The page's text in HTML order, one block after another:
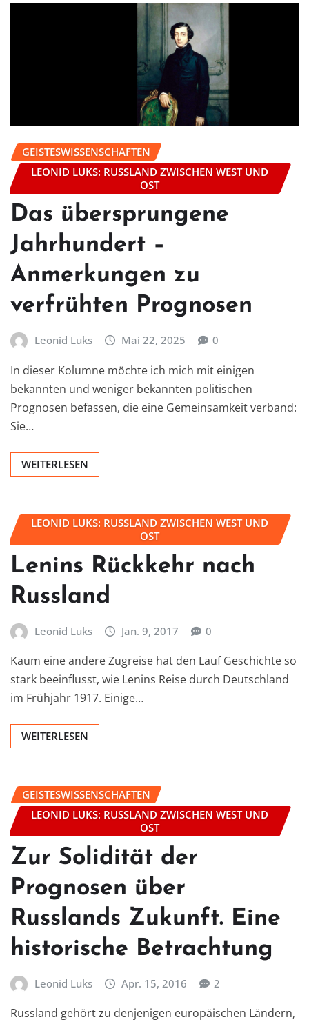
GEISTESWISSENSCHAFTEN
LEONID LUKS: RUSSLAND ZWISCHEN WEST UND
OST
Das übersprungene
Jahrhundert –
Anmerkungen zu
verfrühten Prognosen
Leonid Luks Mai 22, 2025 0
In dieser Kolumne möchte ich mich mit einigen
bekannten und weniger bekannten politischen
Prognosen befassen, die eine Gemeinsamkeit verband:
Sie…
WEITERLESEN
LEONID LUKS: RUSSLAND ZWISCHEN WEST UND
OST
Lenins Rückkehr nach
Russland
Leonid Luks Jan. 9, 2017 0
Kaum eine andere Zugreise hat den Lauf Geschichte so
stark beeinflusst, wie Lenins Reise durch Deutschland
im Frühjahr 1917. Einige…
WEITERLESEN
GEISTESWISSENSCHAFTEN
LEONID LUKS: RUSSLAND ZWISCHEN WEST UND
OST
Zur Solidität der
Prognosen über
Russlands Zukunft. Eine
historische Betrachtung
Leonid Luks Apr. 15, 2016 2
Russland gehört zu denjenigen europäischen Ländern,